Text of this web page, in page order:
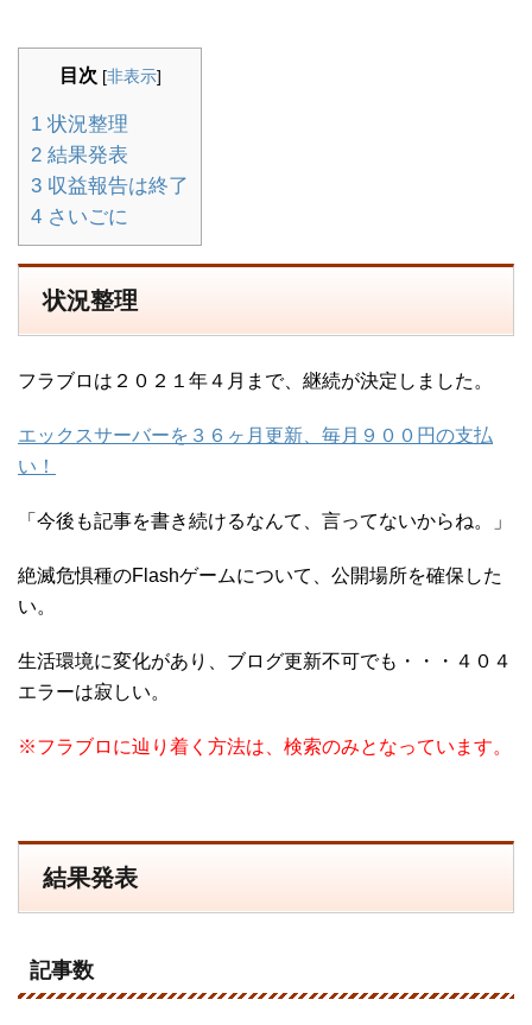
目次 [非表示]
1 状況整理
2 結果発表
3 収益報告は終了
4 さいごに
状況整理
フラブロは２０２１年４月まで、継続が決定しました。
エックスサーバーを３６ヶ月更新、毎月９００円の支払
い！
「今後も記事を書き続けるなんて、言ってないからね。」
絶滅危惧種のFlashゲームについて、公開場所を確保した
い。
生活環境に変化があり、ブログ更新不可でも・・・４０４
エラーは寂しい。
※フラブロに辿り着く方法は、検索のみとなっています。
結果発表
記事数